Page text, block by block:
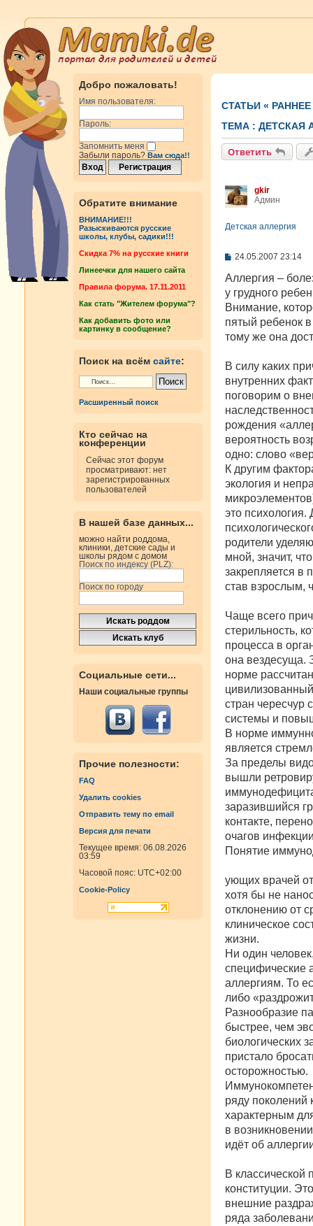
Добро пожаловать!
Имя пользователя:
Пароль:
Запомнить меня
Забыли пароль? Вам сюда!!
Обратите внимание
ВНИМАНИЕ!!!
Разыскиваются русские
школы, клубы, садики!!!
Cкидка 7% на русские книги
Линеечки для нашего сайта
Правила форума. 17.11.2011
Как стать "Жителем форума"?
Как добавить фото или
картинку в сообщение?
Поиск на всём сайте:
Расширенный поиск
Кто сейчас на
конференции
Сейчас этот форум
просматривают: нет
зарегистрированных
пользователей
В нашей базе данных...
можно найти роддома,
клиники, детские сады и
школы рядом с домом
Поиск по индексу (PLZ):
Поиск по городу
Социальные сети...
Наши социальные группы
Прочие полезности:
FAQ
Удалить cookies
Отправить тему по email
Версия для печати
Текущее время: 06.08.2026
03:59
Часовой пояс: UTC+02:00
Cookie-Policy
СТАТЬИ «
ТЕМА : ДЕТСКАЯ
Ответить
gkir
Админ
Детская аллергия
С
о
щ
е
и
е
24.05.2007 23:14
Аллергия –
у грудного
Внимание,
пятый ребенок
тому же она
В силу каких
внутренних
поговорим о
рождения
вероятность
одно: слово
К другим
экология и
это
родители
мной, значит,
закрепляется в
став взрослым,
Чаще всего
стерильность,
процесса в
она вездесуща.
норме
стран чересчур
системы и
В норме
является
За пределы
вышли
иммунодефицита
заразившийся
контакте,
очагов
Понятие
ующих врачей
хотя бы не
отклонению от
клиническое
жизни.
Ни один
специфические
аллергиям. То
либо
Разнообразие
быстрее, чем
биологических
пристало
осторожностью.
ряду поколений
характерным
в
идёт об
В классической
конституции.
внешние
ряда